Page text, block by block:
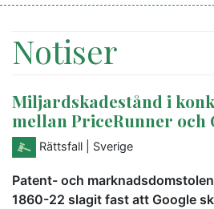
Notiser
Miljardskadestånd i
mellan PriceRunner och
Rättsfall | Sverige
Patent- och
1860-22 slagit fast att Google